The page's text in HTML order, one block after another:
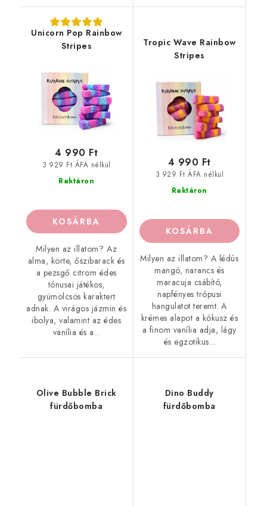
Unicorn Pop Rainbow
Stripes
Raktáron
3 929 Ft ÁFA nélkül
4 990 Ft
KOSÁRBA
Milyen az illatom? Az
alma, körte, őszibarack és
a pezsgő citrom édes
tónusai játékos,
gyümölcsös karaktert
adnak. A virágos jázmin és
ibolya, valamint az édes
vanília és a...
Tropic Wave Rainbow
Stripes
Raktáron
3 929 Ft ÁFA nélkül
4 990 Ft
KOSÁRBA
Milyen az illatom? A lédús
mangó, narancs és
maracuja csábító,
napfényes trópusi
hangulatot teremt. A
krémes alapot a kókusz és
a finom vanília adja, lágy
és egzotikus...
Olive Bubble Brick
fürdőbomba
Dino Buddy
fürdőbomba